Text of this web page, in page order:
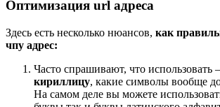
Оптимизация url адреса
Здесь есть несколько нюансов, как
чпу адрес:
Часто спрашивают, что использовать –
кириллицу, какие символы вообще
На самом деле вы можете